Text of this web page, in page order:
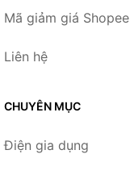
Mã giảm giá Shopee
Liên hệ
CHUYÊN MỤC
Điện gia dụng